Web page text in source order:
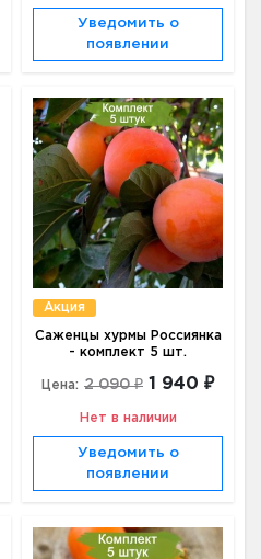
Уведомить о
появлении
Акция
Саженцы хурмы Россиянка
- комплект 5 шт.
Цена: 2 090 ₽ 1 940 ₽
Нет в наличии
Уведомить о
появлении